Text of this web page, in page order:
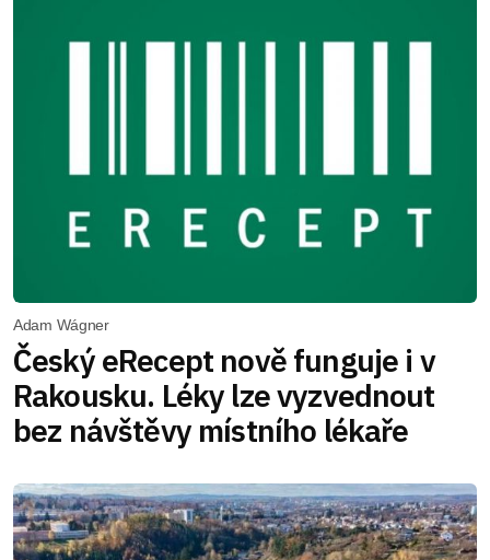
Adam Wágner
Český eRecept nově funguje i v
Rakousku. Léky lze vyzvednout
bez návštěvy místního lékaře